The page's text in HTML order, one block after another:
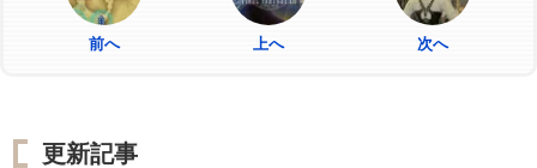
前へ 上へ 次へ
更新記事